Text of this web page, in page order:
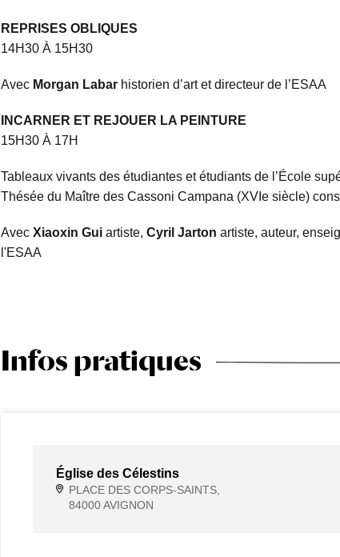
REPRISES OBLIQUES
14H30 À 15H30
Avec Morgan Labarhistorien d’art et directeur de l’ESAA
INCARNER ET REJOUER LA PEINTURE
15H30 À 17H
Tableaux vivants des étudiantes et étudiants de l’École
Thésée du Maître des Cassoni Campana (XVIe siècle)
Avec Xiaoxin Guiartiste, Cyril Jarton artiste, auteur,
l'ESAA
Infos pratiques
Église des Célestins
PLACE DES CORPS-SAINTS,
84000 AVIGNON